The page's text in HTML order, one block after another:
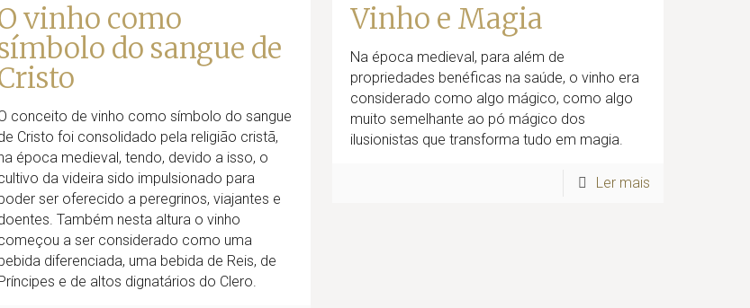
vinho como
do sangue de
conceito de vinho como símbolo do sangue
Cristo foi consolidado pela religião cristã,
época medieval, tendo, devido a isso, o
da videira sido impulsionado para
ser oferecido a peregrinos, viajantes e
Também nesta altura o vinho
a ser considerado como uma
diferenciada, uma bebida de Reis, de
e de altos dignatários do Clero.
Vinho e Magia
Na época medieval, para além de
propriedades benéficas na saúde, o vinho era
considerado como algo mágico, como algo
muito semelhante ao pó mágico dos
ilusionistas que transforma tudo em magia.
Ler mais